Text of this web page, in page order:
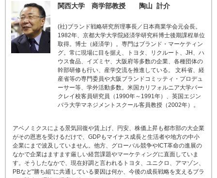
関西大学 商学部教授 陶山 計介
(社)ブランド戦略研究所理事長／日本商業学会元会長。
1982年、京都大学大学院経済学研究科博士後期課程単位
取得。博士（経済学）。専門はブランド・マーケティン
グ。常に現場に目を据え、トヨタ、リクルート、JH、ハ
ウス食品、イズミヤ、大阪府等多数の企業、各種団体の
幹部研修も行い、産学交流を推進している。 文科省、経
産省等の専門委員や大阪ブランドコミッティ・プロデュ
ーサー等、学外活動多数。米国カリフォルニア大学バー
クレイ校客員研究員（1990年～1991年）、英国エジン
バラ大学マネジメントスクール客員教授（2002年）。
アベノミクスによる景気回復や賃上げ、円安、株価上昇も都市部の大企業
がその恩恵を受けるだけで、GDPもマイナス成長と生活者や地方の中小
企業にまで波及していません。他方、グローバル競争やICT革命の進展の
なかで企業はますます厳しい経営課題やマーケティングに直面していま
す。そうしたなかで、現在好調と言われるトヨタ、ユニクロ、アマゾン、
PBなど"勝ち組"に共通している要因は何か、今後の成長戦略を支えるブラ